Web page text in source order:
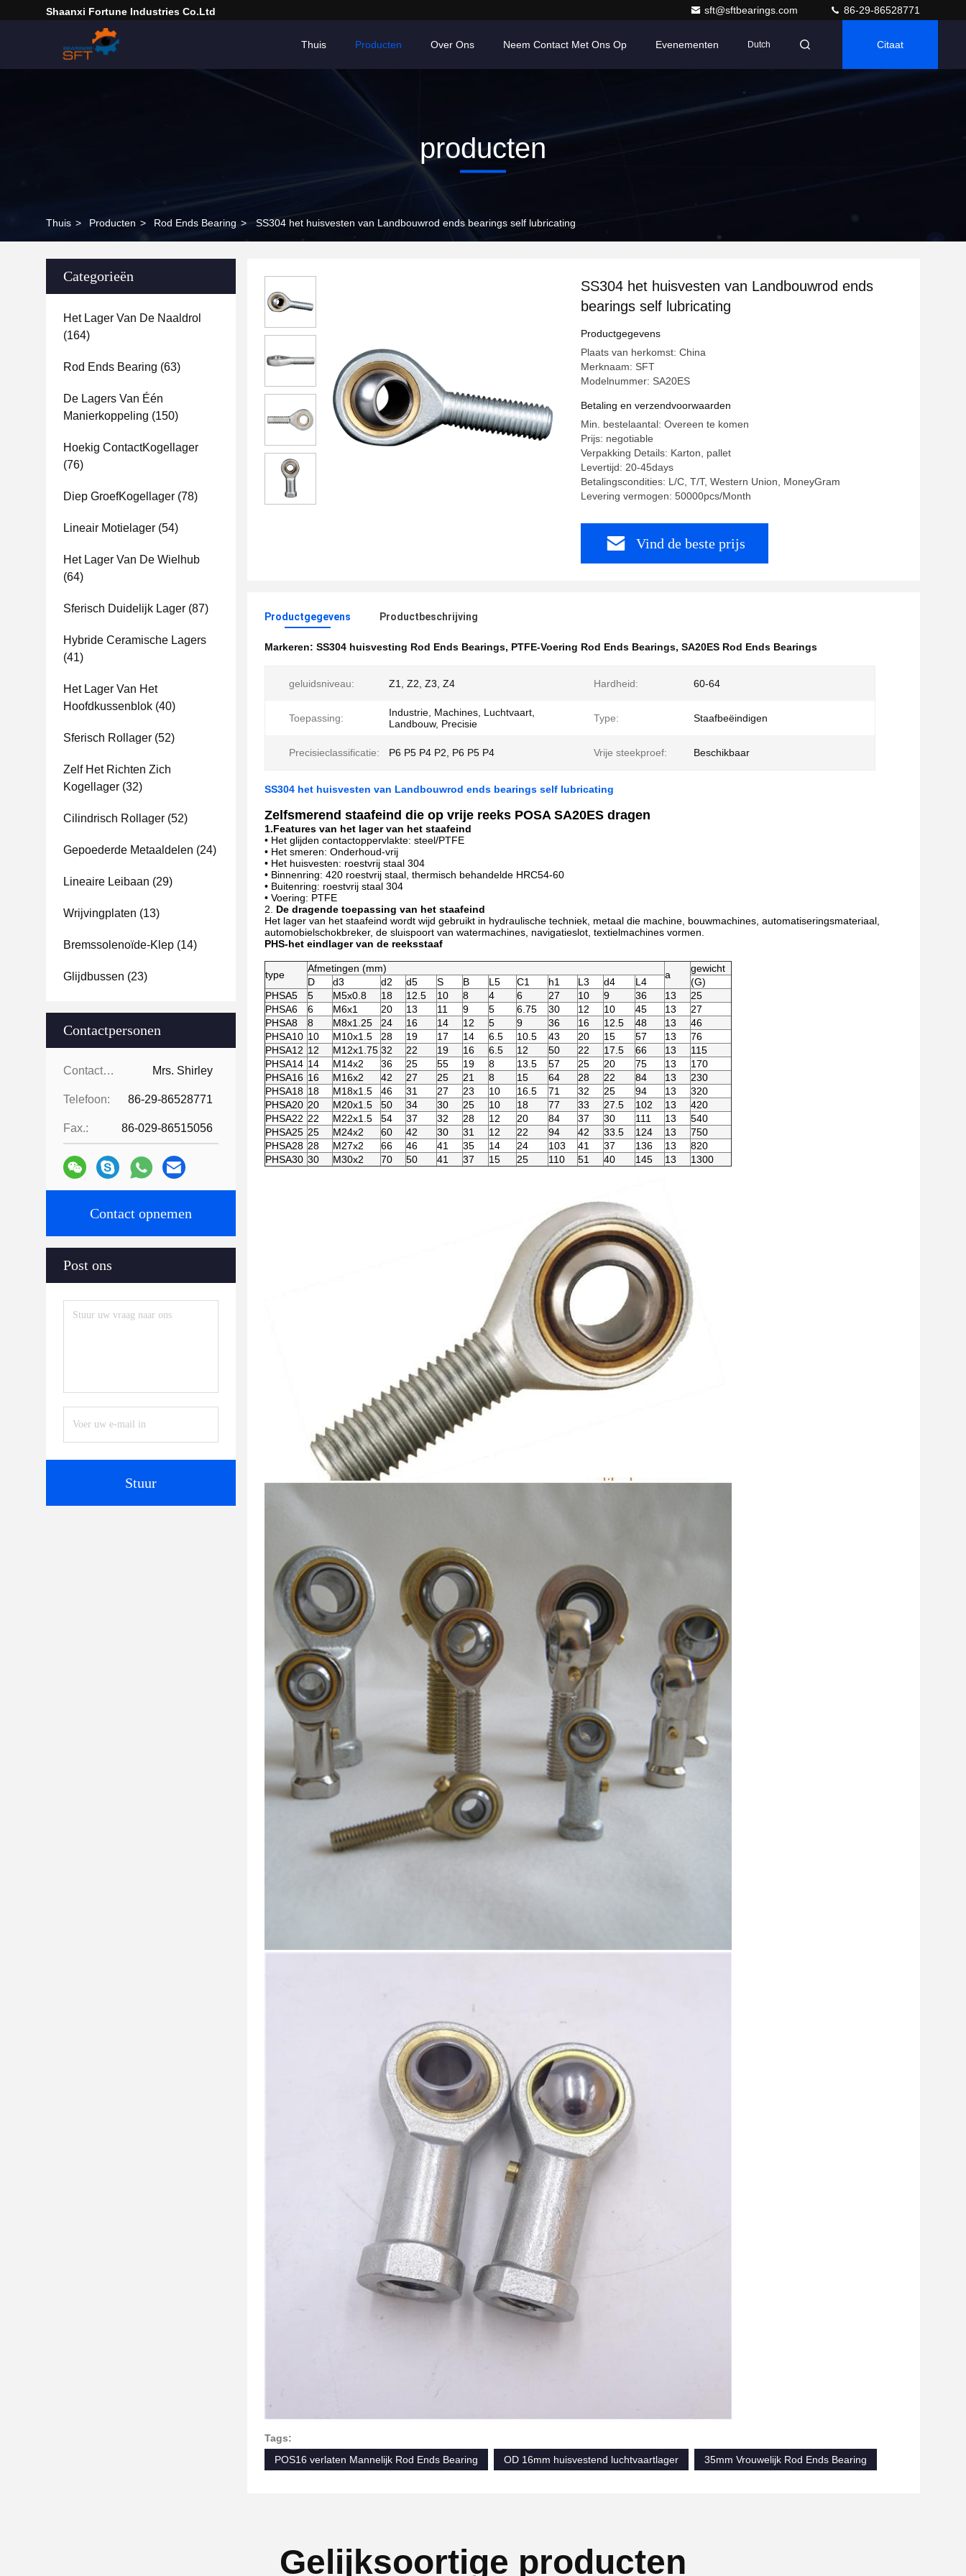
Shaanxi Fortune Industries Co.ltd sft@sftbearings.com 86-29-86528771
Thuis Producten Over Ons Neem Contact Met Ons Op Evenementen Dutch Citaat
producten
Thuis > Producten > Rod Ends Bearing > SS304 het huisvesten van Landbouwrod ends bearings self lubricating
Categorieën
Het Lager Van De Naaldrol
(164)
Rod Ends Bearing (63)
De Lagers Van Één
Manierkoppeling (150)
Hoekig ContactKogellager
(76)
Diep GroefKogellager (78)
Lineair Motielager (54)
Het Lager Van De Wielhub
(64)
Sferisch Duidelijk Lager (87)
Hybride Ceramische Lagers
(41)
Het Lager Van Het
Hoofdkussenblok (40)
Sferisch Rollager (52)
Zelf Het Richten Zich
Kogellager (32)
Cilindrisch Rollager (52)
Gepoederde Metaaldelen (24)
Lineaire Leibaan (29)
Wrijvingplaten (13)
Bremssolenoïde-Klep (14)
Glijdbussen (23)
Contactpersonen
Contactpersonen: Mrs. Shirley
Telefoon: 86-29-86528771
Fax.: 86-029-86515056
Contact opnemen
Post ons
Stuur
SS304 het huisvesten van Landbouwrod ends
bearings self lubricating
Productgegevens
Plaats van herkomst: China
Merknaam: SFT
Modelnummer: SA20ES
Betaling en verzendvoorwaarden
Min. bestelaantal: Overeen te komen
Prijs: negotiable
Verpakking Details: Karton, pallet
Levertijd: 20-45days
Betalingscondities: L/C, T/T, Western Union, MoneyGram
Levering vermogen: 50000pcs/Month
Vind de beste prijs
Productgegevens Productbeschrijving
Markeren: SS304 huisvesting Rod Ends Bearings, PTFE-Voering Rod Ends Bearings, SA20ES Rod Ends Bearings
geluidsniveau: Z1, Z2, Z3, Z4 Hardheid: 60-64
Toepassing:
Industrie, Machines, Luchtvaart,
Landbouw, Precisie
Type: Staafbeëindigen
Precisieclassificatie: P6 P5 P4 P2, P6 P5 P4 Vrije steekproef: Beschikbaar
SS304 het huisvesten van Landbouwrod ends bearings self lubricating
Zelfsmerend staafeind die op vrije reeks POSA SA20ES dragen
1.Features van het lager van het staafeind
• Het glijden contactoppervlakte: steel/PTFE
• Het smeren: Onderhoud-vrij
• Het huisvesten: roestvrij staal 304
• Binnenring: 420 roestvrij staal, thermisch behandelde HRC54-60
• Buitenring: roestvrij staal 304
• Voering: PTFE
2. De dragende toepassing van het staafeind
Het lager van het staafeind wordt wijd gebruikt in hydraulische techniek, metaal die machine, bouwmachines, automatiseringsmateriaal,
automobielschokbreker, de sluispoort van watermachines, navigatieslot, textielmachines vormen.
PHS-het eindlager van de reeksstaaf
type
Afmetingen (mm)
a
gewicht
D
d3 d2 d5 S B L5 C1 h1 L3 d4 L4
(G)
PHSA5
5 M5x0.8 18 12.5 10 8 4 6 27 10 9 36 13
25
PHSA6
6 M6x1 20 13 11 9 5 6.75 30 12 10 45 13
27
PHSA8
8 M8x1.25 24 16 14 12 5 9 36 16 12.5 48 13
46
PHSA10 10 M10x1.5 28 19 17 14 6.5 10.5 43 20 15 57 13
76
PHSA12 12 M12x1.75 32 22 19 16 6.5 12 50 22 17.5 66 13
115
PHSA14 14 M14x2 36 25 55 19 8 13.5 57 25 20 75 13
170
PHSA16 16 M16x2 42 27 25 21 8 15 64 28 22 84 13
230
PHSA18 18 M18x1.5 46 31 27 23 10 16.5 71 32 25 94 13
320
PHSA20 20 M20x1.5 50 34 30 25 10 18 77 33 27.5 102 13
420
PHSA22 22 M22x1.5 54 37 32 28 12 20 84 37 30 111 13
540
PHSA25 25 M24x2 60 42 30 31 12 22 94 42 33.5 124 13
750
PHSA28 28 M27x2 66 46 41 35 14 24 103 41 37 136 13
820
PHSA30 30 M30x2 70 50 41 37 15 25 110 51 40 145 13 1300
Tags:
POS16 verlaten Mannelijk Rod Ends Bearing
OD 16mm huisvestend luchtvaartlager 35mm Vrouwelijk Rod Ends Bearing
Gelijksoortige producten